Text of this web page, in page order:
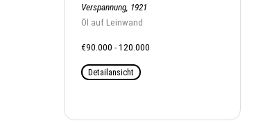
Verspannung, 1921
Öl auf Leinwand
€90.000 - 120.000
Detailansicht